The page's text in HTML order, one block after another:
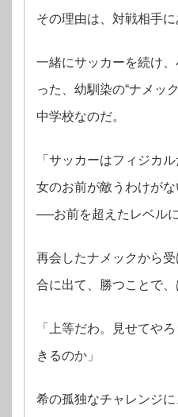
その理由は、対戦相手に
一緒にサッカーを続け
った、幼馴染の“ナメッ
中学校なのだ。
「サッカーはフィジカ
女のお前が敵うわけが
──お前を超えたレベル
再会したナメックから
合に出て、勝つことで、
「上等だわ。見せてや
きるのか」
希の孤独なチャレンジ